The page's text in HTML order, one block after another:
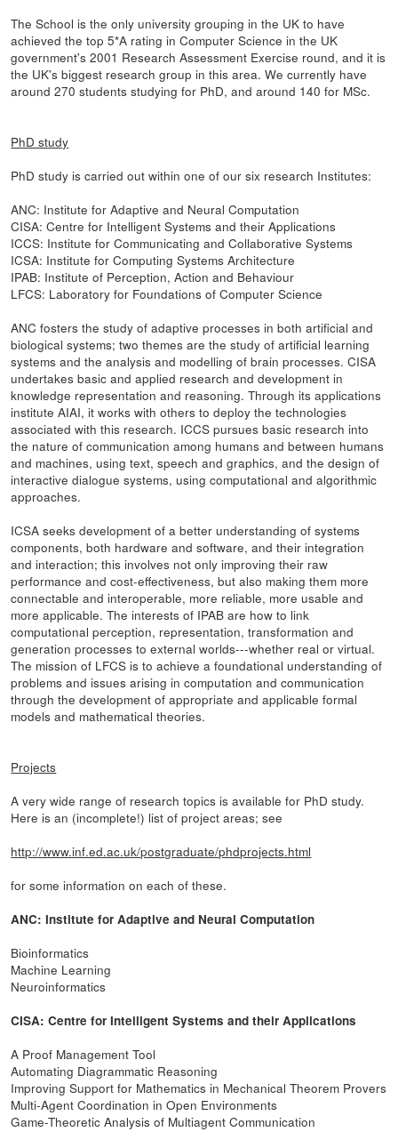
The School is the only university grouping in the UK to have
achieved the top 5*A rating in Computer Science in the UK
government's 2001 Research Assessment Exercise round, and it is
the UK's biggest research group in this area. We currently have
around 270 students studying for PhD, and around 140 for MSc.
PhD study
PhD study is carried out within one of our six research Institutes:
ANC: Institute for Adaptive and Neural Computation
CISA: Centre for Intelligent Systems and their Applications
ICCS: Institute for Communicating and Collaborative Systems
ICSA: Institute for Computing Systems Architecture
IPAB: Institute of Perception, Action and Behaviour
LFCS: Laboratory for Foundations of Computer Science
ANC fosters the study of adaptive processes in both artificial and
biological systems; two themes are the study of artificial learning
systems and the analysis and modelling of brain processes. CISA
undertakes basic and applied research and development in
knowledge representation and reasoning. Through its applications
institute AIAI, it works with others to deploy the technologies
associated with this research. ICCS pursues basic research into
the nature of communication among humans and between humans
and machines, using text, speech and graphics, and the design of
interactive dialogue systems, using computational and algorithmic
approaches.
ICSA seeks development of a better understanding of systems
components, both hardware and software, and their integration
and interaction; this involves not only improving their raw
performance and cost-effectiveness, but also making them more
connectable and interoperable, more reliable, more usable and
more applicable. The interests of IPAB are how to link
computational perception, representation, transformation and
generation processes to external worlds---whether real or virtual.
The mission of LFCS is to achieve a foundational understanding of
problems and issues arising in computation and communication
through the development of appropriate and applicable formal
models and mathematical theories.
Projects
A very wide range of research topics is available for PhD study.
Here is an (incomplete!) list of project areas; see
http://www.inf.ed.ac.uk/postgraduate/phdprojects.html
for some information on each of these.
ANC: Institute for Adaptive and Neural Computation
Bioinformatics
Machine Learning
Neuroinformatics
CISA: Centre for Intelligent Systems and their Applications
A Proof Management Tool
Automating Diagrammatic Reasoning
Improving Support for Mathematics in Mechanical Theorem Provers
Multi-Agent Coordination in Open Environments
Game-Theoretic Analysis of Multiagent Communication